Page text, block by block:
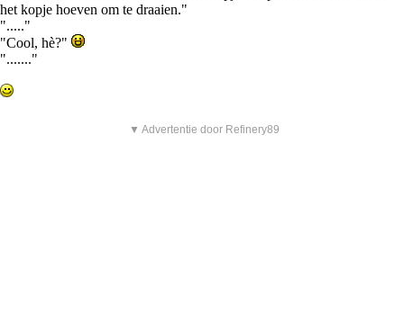
het kopje hoeven om te draaien."
"....."
"Cool, hè?"
"......."
▼ Advertentie door Refinery89